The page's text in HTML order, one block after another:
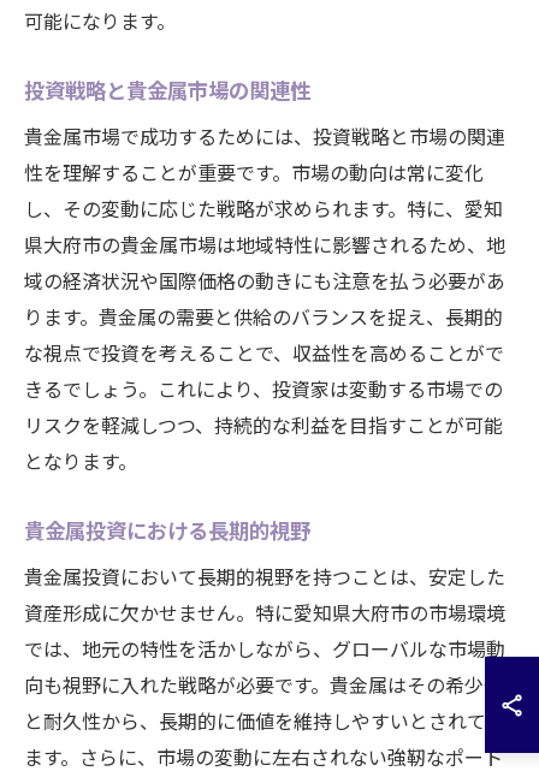
可能になります。
投資戦略と貴金属市場の関連性
貴金属市場で成功するためには、投資戦略と市場の関連
性を理解することが重要です。市場の動向は常に変化
し、その変動に応じた戦略が求められます。特に、愛知
県大府市の貴金属市場は地域特性に影響されるため、地
域の経済状況や国際価格の動きにも注意を払う必要があ
ります。貴金属の需要と供給のバランスを捉え、長期的
な視点で投資を考えることで、収益性を高めることがで
きるでしょう。これにより、投資家は変動する市場での
リスクを軽減しつつ、持続的な利益を目指すことが可能
となります。
貴金属投資における長期的視野
貴金属投資において長期的視野を持つことは、安定した
資産形成に欠かせません。特に愛知県大府市の市場環境
では、地元の特性を活かしながら、グローバルな市場動
向も視野に入れた戦略が必要です。貴金属はその希少性
と耐久性から、長期的に価値を維持しやすいとされてい
ます。さらに、市場の変動に左右されない強靭なポート